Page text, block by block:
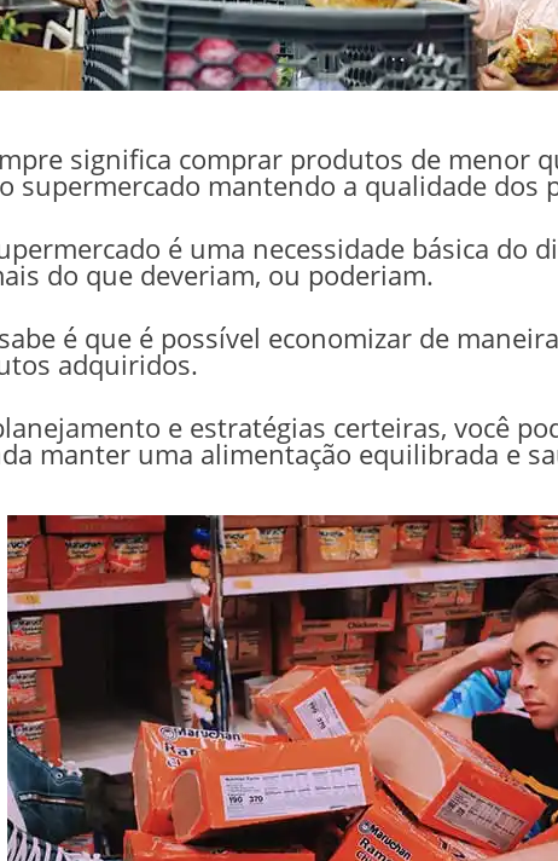
significa comprar produtos de menor
supermercado mantendo a qualidade dos
é uma necessidade básica do
do que deveriam, ou poderiam.
é que é possível economizar de
adquiridos.
e estratégias certeiras, você
manter uma alimentação equilibrada e